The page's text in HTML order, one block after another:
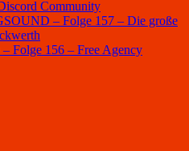
Community
– Folge 157 – Die große
Folge 156 – Free Agency